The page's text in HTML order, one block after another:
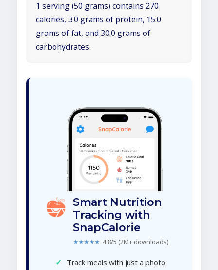
1 serving (50 grams) contains 270
calories, 3.0 grams of protein, 15.0
grams of fat, and 30.0 grams of
carbohydrates.
Smart Nutrition
Tracking with
SnapCalorie
★★★★★ 4.8/5 (2M+ downloads)
✓ Track meals with just a photo